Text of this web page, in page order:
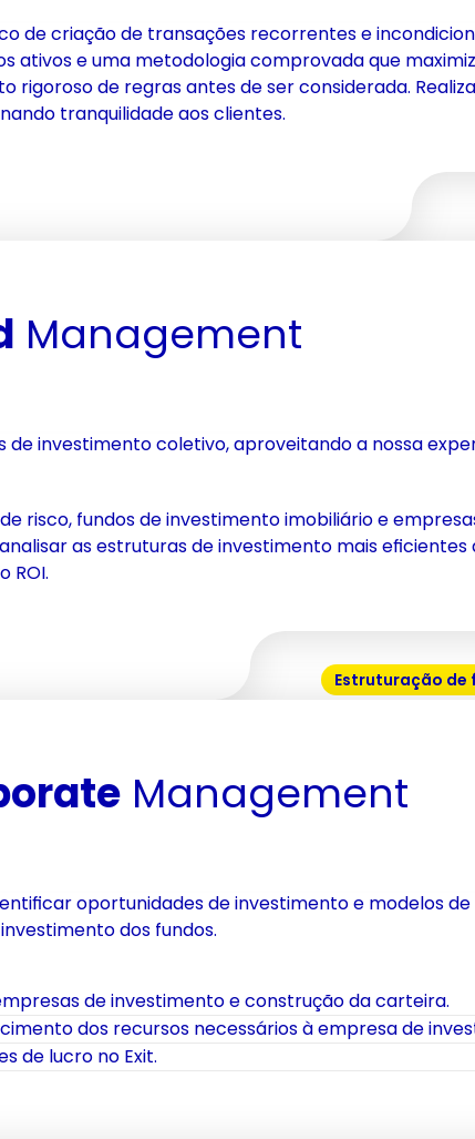
de criação de transações recorrentes e
ativos e uma metodologia comprovada que
rigoroso de regras antes de ser considerada.
tranquilidade aos clientes.
Management
de investimento coletivo, aproveitando a nossa
risco, fundos de investimento imobiliário e
as estruturas de investimento mais
ROI.
Estruturação de
Management
oportunidades de investimento e modelos
dos fundos.
de investimento e construção da carteira.
dos recursos necessários à empresa de
de lucro no Exit.